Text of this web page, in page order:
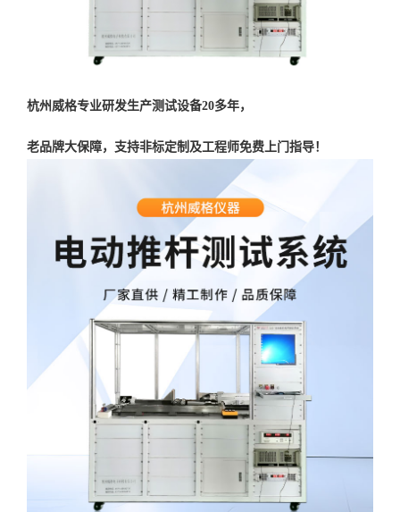
杭州威格专业研发生产测试设备20多年，
老品牌大保障，支持非标定制及工程师免费上门指导！